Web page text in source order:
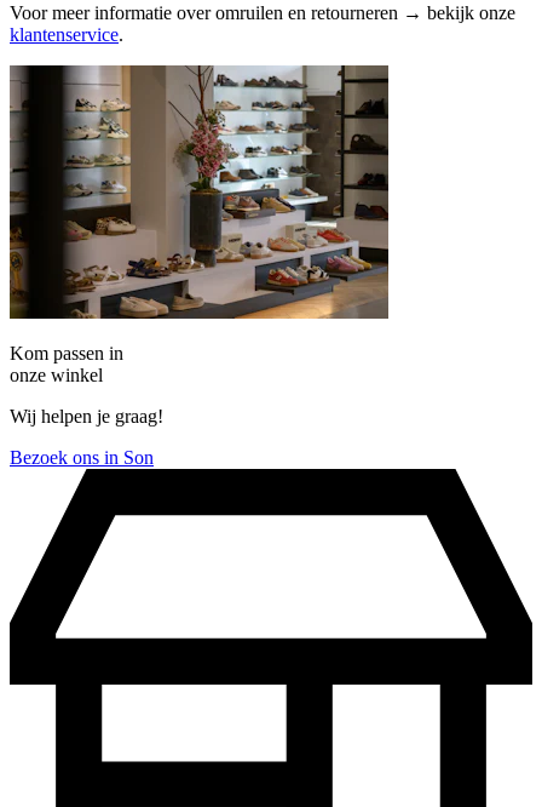
Voor meer informatie over omruilen en retourneren → bekijk onze
klantenservice.
Kom passen in
onze winkel
Wij helpen je graag!
Bezoek ons in Son